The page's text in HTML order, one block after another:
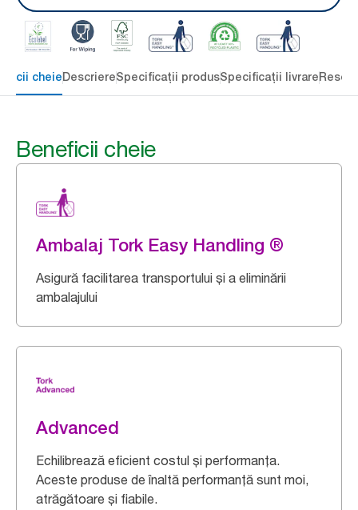
cheieDescriereSpecificații produsSpecificații livrare
Beneficii cheie
Ambalaj Tork Easy Handling ®
Asigură facilitarea transportului și a eliminării
ambalajului
Advanced
Echilibrează eficient costul și performanța.
Aceste produse de înaltă performanță sunt moi,
atrăgătoare și fiabile.